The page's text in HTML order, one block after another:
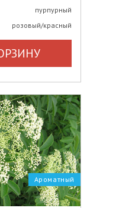
пурпурный
розовый/красный
Ароматный